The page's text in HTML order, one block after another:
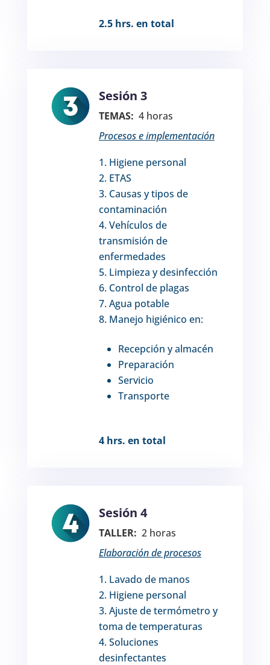
2.5 hrs. en total
Sesión 3
TEMAS: 4 horas
Procesos e implementación
Higiene personal
ETAS
Causas y tipos de
contaminación
Vehículos de
transmisión de
enfermedades
Limpieza y desinfección
Control de plagas
Agua potable
Manejo higiénico en:
Recepción y almacén
Preparación
Servicio
Transporte
4 hrs. en total
Sesión 4
TALLER: 2 horas
Elaboración de procesos
Lavado de manos
Higiene personal
Ajuste de termómetro y
toma de temperaturas
Soluciones
desinfectantes